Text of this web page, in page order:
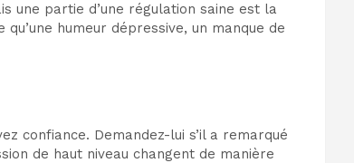
une partie d’une régulation saine est la
humeur dépressive, un manque de
confiance. Demandez-lui s’il a remarqué
de haut niveau changent de manière